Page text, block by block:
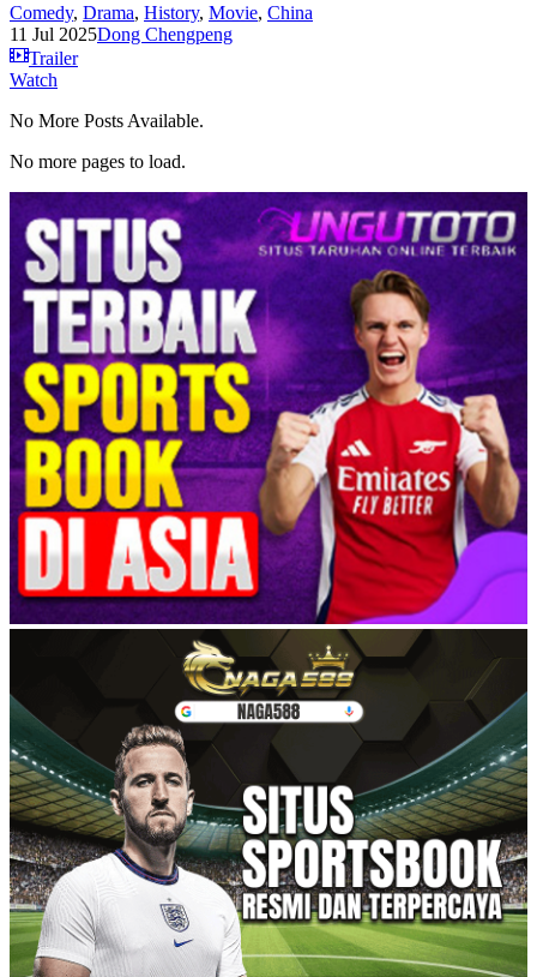
Comedy, Drama, History, Movie, China
11 Jul 2025Dong Chengpeng
Trailer
Watch
No More Posts Available.
No more pages to load.